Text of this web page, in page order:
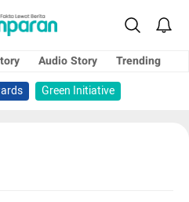
Audio Story
Trending
Green Initiative